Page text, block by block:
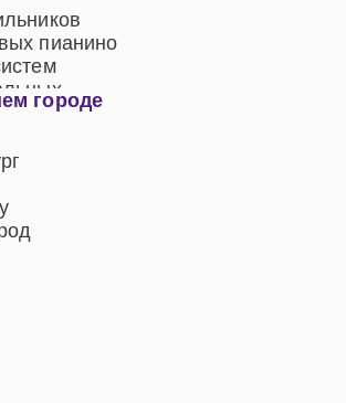
городе
пианино